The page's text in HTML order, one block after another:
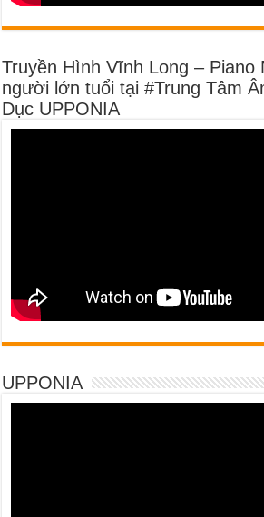
Truyền Hình Vĩnh Long – Piano
người lớn tuổi tại #Trung Tâm
Dục UPPONIA
UPPONIA